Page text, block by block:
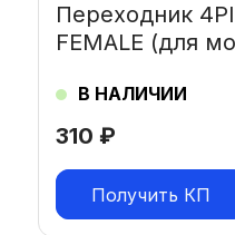
310 ₽
Переходник
FEMALE (для
В НАЛИЧИИ
Получить КП